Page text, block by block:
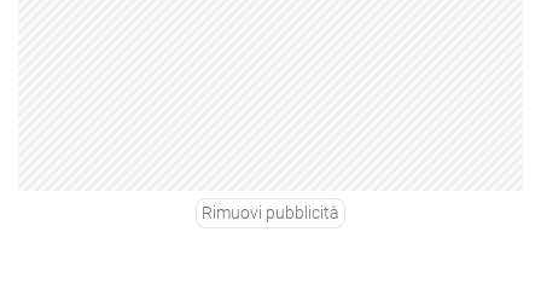
Rimuovi pubblicità